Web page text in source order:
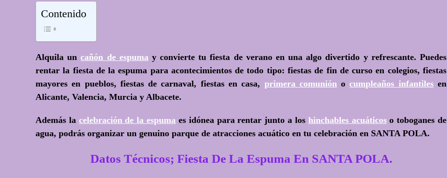
Contenido
Alquila uncañón de espumay convierte tu fiesta de verano en una algo divertido y refrescante. Puedes
rentar la fiesta de la espuma para acontecimientos de todo tipo: fiestas de fin de curso en colegios, fiestas
mayores en pueblos, fiestas de carnaval, fiestas en casa, primera comuniónocumpleaños infantilesen
Alicante, Valencia, Murcia y Albacete.
Además la celebración de la espuma es idónea para rentar junto a los hinchables acuáticoso toboganes de
agua, podrás organizar un genuino parque de atracciones acuático en tu celebración en SANTA POLA.
Datos Técnicos; Fiesta De La Espuma En SANTA POLA.